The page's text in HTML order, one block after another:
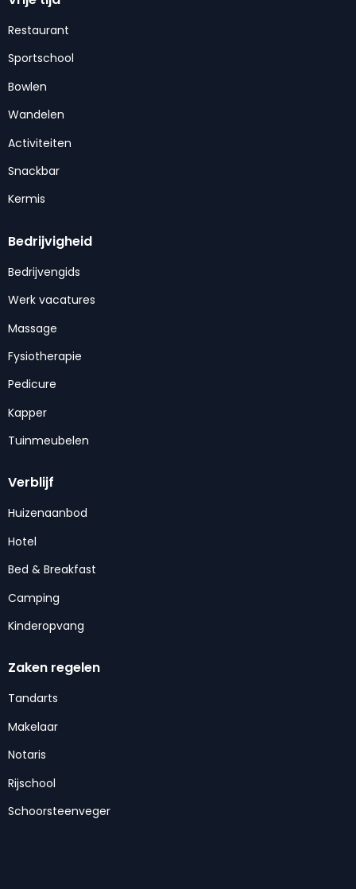
Restaurant
Sportschool
Bowlen
Wandelen
Activiteiten
Snackbar
Kermis
Bedrijvigheid
Bedrijvengids
Werk vacatures
Massage
Fysiotherapie
Pedicure
Kapper
Tuinmeubelen
Verblijf
Huizenaanbod
Hotel
Bed & Breakfast
Camping
Kinderopvang
Zaken regelen
Tandarts
Makelaar
Notaris
Rijschool
Schoorsteenveger